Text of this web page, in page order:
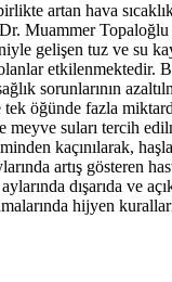
artan hava
Muammer Topaloğlu
gelişen tuz ve su
etkilenmektedir.
sorunlarının
öğünde fazla
meyve suları tercih
kaçınılarak,
artış gösteren
dışarıda ve
hijyen